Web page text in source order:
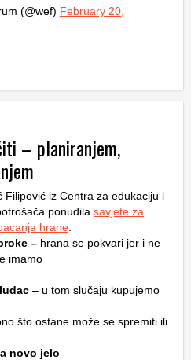
(@wef) February 20,
– planiranjem,
Filipović iz Centra za edukaciju i
ponudila savjete za
hrane:
– hrana se pokvari jer i ne
imamo
– u tom slučaju kupujemo
što ostane može se spremiti ili
novo jelo